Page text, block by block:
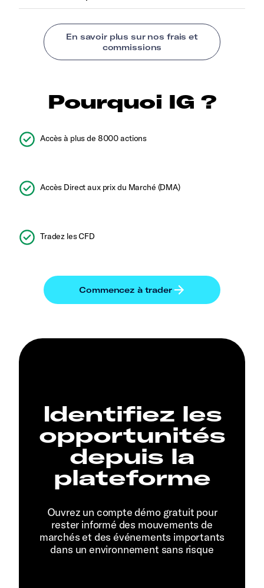
Pourquoi IG ?
Accès à plus de 8000 actions
Accès Direct aux prix du Marché (DMA)
Tradez les CFD
Identifiez les
opportunités
depuis la
plateforme
Ouvrez un compte démo gratuit pour
rester informé des mouvements de
marchés et des événements importants
dans un environnement sans risque